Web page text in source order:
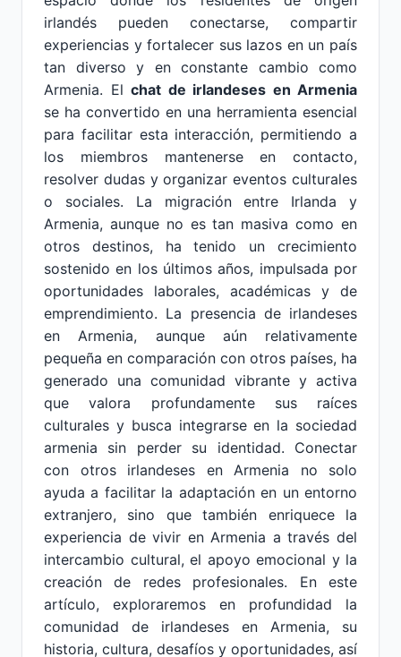
irlandés pueden conectarse, compartir
experiencias y fortalecer sus lazos en un país
tan diverso y en constante cambio como
Armenia. El chat de irlandeses en Armenia
se ha convertido en una herramienta esencial
para facilitar esta interacción, permitiendo a
los miembros mantenerse en contacto,
resolver dudas y organizar eventos culturales
o sociales. La migración entre Irlanda y
Armenia, aunque no es tan masiva como en
otros destinos, ha tenido un crecimiento
sostenido en los últimos años, impulsada por
oportunidades laborales, académicas y de
emprendimiento. La presencia de irlandeses
en Armenia, aunque aún relativamente
pequeña en comparación con otros países, ha
generado una comunidad vibrante y activa
que valora profundamente sus raíces
culturales y busca integrarse en la sociedad
armenia sin perder su identidad. Conectar
con otros irlandeses en Armenia no solo
ayuda a facilitar la adaptación en un entorno
extranjero, sino que también enriquece la
experiencia de vivir en Armenia a través del
intercambio cultural, el apoyo emocional y la
creación de redes profesionales. En este
artículo, exploraremos en profundidad la
comunidad de irlandeses en Armenia, su
historia, cultura, desafíos y oportunidades, así